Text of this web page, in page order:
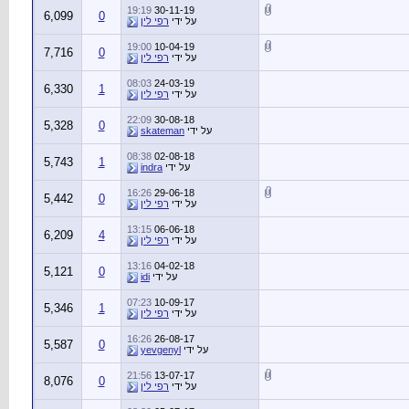
30-11-19
19:19
על ידי רפי לין 0
6,099
10-04-19
19:00
על ידי רפי לין 0
7,716
24-03-19
08:03
על ידי רפי לין 1
6,330
30-08-18
22:09
על ידי skateman
0
5,328
02-08-18
08:38
על ידי indra
1
5,743
29-06-18
16:26
על ידי רפי לין 0
5,442
06-06-18
13:15
על ידי רפי לין 4
6,209
04-02-18
13:16
על ידי idi
0
5,121
10-09-17
07:23
על ידי רפי לין 1
5,346
26-08-17
16:26
על ידי yevgenyl
0
5,587
13-07-17
21:56
על ידי רפי לין 0
8,076